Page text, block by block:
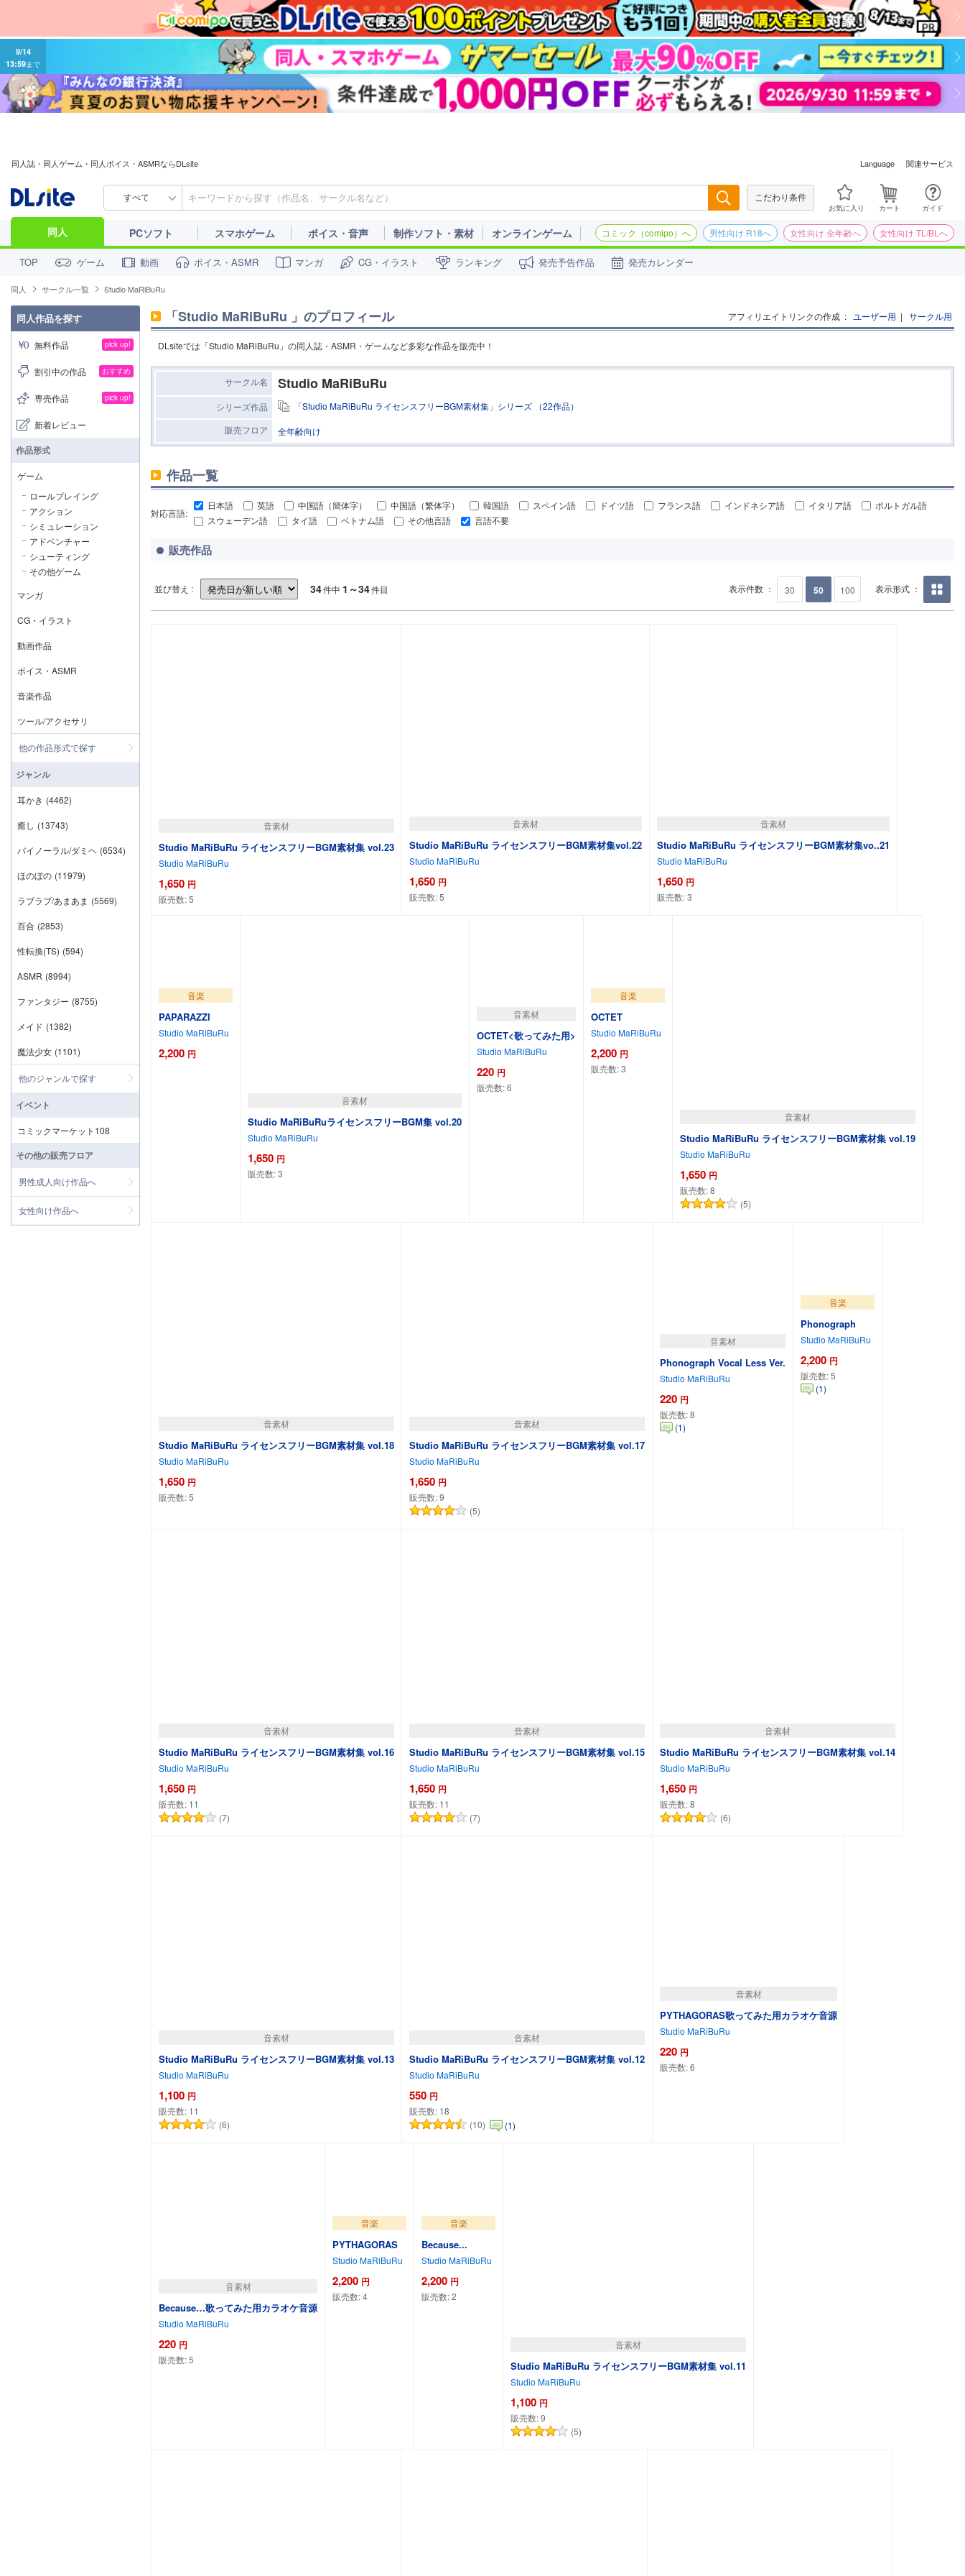
9/14
13:59まで
同人誌・同人ゲーム・同人ボイス・ASMRならDLsite Language 関連サービス
すべて こだわり条件
お気に入り カート ガイド
同人 PCソフト スマホゲーム ボイス・音声 制作ソフト・素材 オンラインゲーム コミック（comipo）へ 男性向け R18へ 女性向け 全年齢へ 女性向け TL/BLへ
TOP ゲーム 動画 ボイス・ASMR マンガ CG・イラスト ランキング 発売予告作品 発売カレンダー
同人 サークル一覧 Studio MaRiBuRu
「Studio MaRiBuRu 」のプロフィール アフィリエイトリンクの作成 : ユーザー用 | サークル用
DLsiteでは「Studio MaRiBuRu」の同人誌・ASMR・ゲームなど多彩な作品を販売中！
サークル名 Studio MaRiBuRu
シリーズ作品
「Studio MaRiBuRu ライセンスフリーBGM素材集」シリーズ （22作品）
販売フロア
全年齢向け
作品一覧
対応言語:
日本語 英語 中国語（簡体字） 中国語（繁体字） 韓国語 スペイン語 ドイツ語 フランス語 インドネシア語 イタリア語
ポルトガル語
スウェーデン語
タイ語 ベトナム語 その他言語 言語不要
販売作品
並び替え : 34件中 1～34件目
表示形式 ：
画像の
30 50 100
表示件数 ：
音素材
Studio MaRiBuRu ライセンスフリーBGM素材集 vol.23
Studio MaRiBuRu
1,650 円
販売数:5
音素材
Studio MaRiBuRu ライセンスフリーBGM素材集vol.22
Studio MaRiBuRu
1,650 円
販売数:5
音素材
Studio MaRiBuRu ライセンスフリーBGM素材集vo..21
Studio MaRiBuRu
1,650 円
販売数:3
音楽
PAPARAZZI
Studio MaRiBuRu
2,200 円
音素材
Studio MaRiBuRuライセンスフリーBGM集 vol.20
Studio MaRiBuRu
1,650 円
販売数:3
音素材
OCTET<歌ってみた用>
Studio MaRiBuRu
220 円
販売数:6
音楽
OCTET
Studio MaRiBuRu
2,200 円
販売数:3
音素材
Studio MaRiBuRu ライセンスフリーBGM素材集 vol.19
Studio MaRiBuRu
1,650 円
販売数:8
(5)
音素材
Studio MaRiBuRu ライセンスフリーBGM素材集 vol.18
Studio MaRiBuRu
1,650 円
販売数:5
音素材
Studio MaRiBuRu ライセンスフリーBGM素材集 vol.17
Studio MaRiBuRu
1,650 円
販売数:9
(5)
音素材
Phonograph Vocal Less Ver.
Studio MaRiBuRu
220 円
販売数:8
(1)
音楽
Phonograph
Studio MaRiBuRu
2,200 円
販売数:5
(1)
音素材
Studio MaRiBuRu ライセンスフリーBGM素材集 vol.16
Studio MaRiBuRu
1,650 円
販売数: 11
(7)
音素材
Studio MaRiBuRu ライセンスフリーBGM素材集 vol.15
Studio MaRiBuRu
1,650 円
販売数: 11
(7)
音素材
Studio MaRiBuRu ライセンスフリーBGM素材集 vol.14
Studio MaRiBuRu
1,650 円
販売数:8
(6)
音素材
Studio MaRiBuRu ライセンスフリーBGM素材集 vol.13
Studio MaRiBuRu
1,100 円
販売数: 11
(6)
音素材
Studio MaRiBuRu ライセンスフリーBGM素材集 vol.12
Studio MaRiBuRu
550 円
販売数: 18
(10)
(1)
カートに追加
音素材
PYTHAGORAS歌ってみた用カラオケ音源
Studio MaRiBuRu
220 円
販売数:6
音素材
Because…歌ってみた用カラオケ音源
Studio MaRiBuRu
220 円
販売数:5
音楽
PYTHAGORAS
Studio MaRiBuRu
2,200 円
販売数:4
音楽
Because...
Studio MaRiBuRu
2,200 円
販売数:2
音素材
Studio MaRiBuRu ライセンスフリーBGM素材集 vol.11
Studio MaRiBuRu
1,100 円
販売数:9
(5)
同人作品を探す
無料作品 pick up!
割引中の作品 おすすめ
専売作品 pick up!
新着レビュー
作品形式
ゲーム
ロールプレイング
アクション
シミュレーション
アドベンチャー
シューティング
その他ゲーム
マンガ
CG・イラスト
動画作品
ボイス・ASMR
音楽作品
ツール/アクセサリ
他の作品形式で探す
ジャンル
耳かき (4462)
癒し (13743)
バイノーラル/ダミヘ (6534)
ほのぼの (11979)
ラブラブ/あまあま (5569)
百合 (2853)
性転換(TS) (594)
ASMR (8994)
ファンタジー (8755)
メイド (1382)
魔法少女 (1101)
他のジャンルで探す
イベント
コミックマーケット108
その他の販売フロア
男性成人向け作品へ
女性向け作品へ